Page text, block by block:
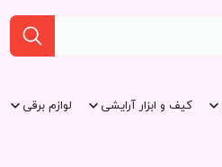
کیف و ابزار آرایشی لوازم برقی